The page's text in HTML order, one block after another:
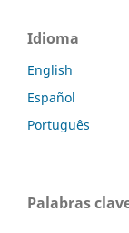
Idioma
English
Español
Português
Palabras